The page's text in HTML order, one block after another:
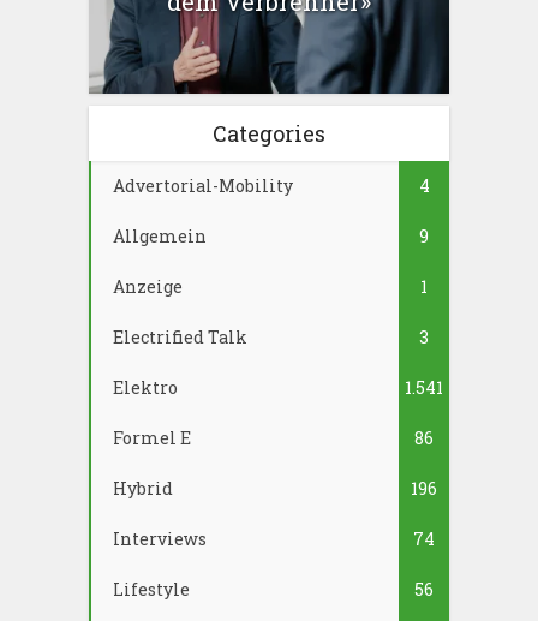
Categories
Advertorial-Mobility 4
Allgemein 9
Anzeige 1
Electrified Talk 3
Elektro 1.541
Formel E 86
Hybrid 196
Interviews 74
Lifestyle 56